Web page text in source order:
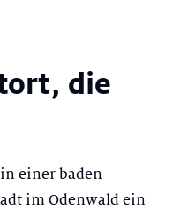
die
in einer baden-
im Odenwald ein